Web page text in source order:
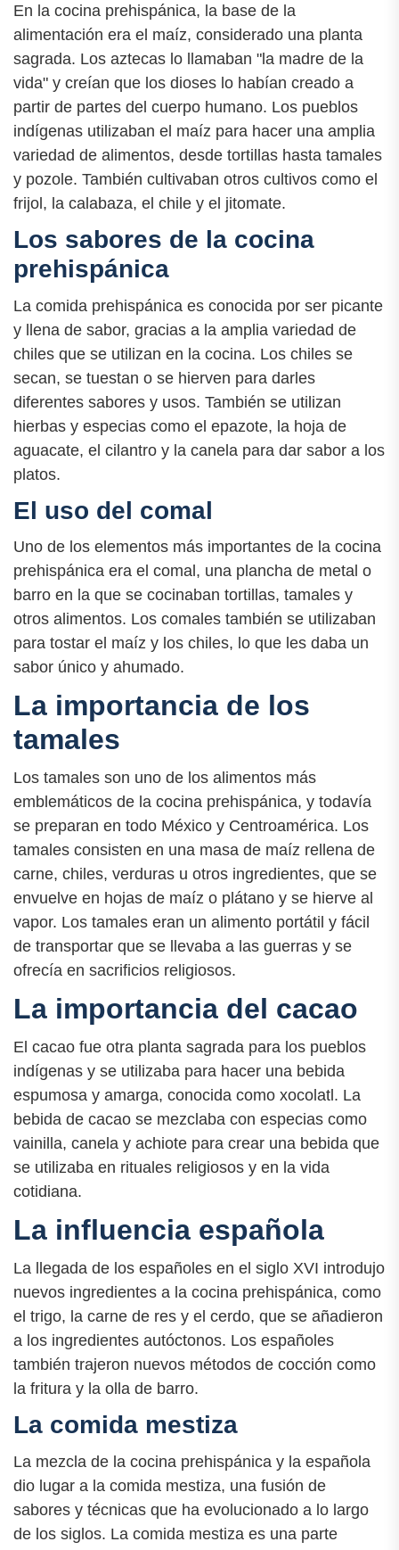
En la cocina prehispánica, la base de la
alimentación era el maíz, considerado una planta
sagrada. Los aztecas lo llamaban "la madre de la
vida" y creían que los dioses lo habían creado a
partir de partes del cuerpo humano. Los pueblos
indígenas utilizaban el maíz para hacer una amplia
variedad de alimentos, desde tortillas hasta tamales
y pozole. También cultivaban otros cultivos como el
frijol, la calabaza, el chile y el jitomate.
Los sabores de la cocina
prehispánica
La comida prehispánica es conocida por ser picante
y llena de sabor, gracias a la amplia variedad de
chiles que se utilizan en la cocina. Los chiles se
secan, se tuestan o se hierven para darles
diferentes sabores y usos. También se utilizan
hierbas y especias como el epazote, la hoja de
aguacate, el cilantro y la canela para dar sabor a los
platos.
El uso del comal
Uno de los elementos más importantes de la cocina
prehispánica era el comal, una plancha de metal o
barro en la que se cocinaban tortillas, tamales y
otros alimentos. Los comales también se utilizaban
para tostar el maíz y los chiles, lo que les daba un
sabor único y ahumado.
La importancia de los
tamales
Los tamales son uno de los alimentos más
emblemáticos de la cocina prehispánica, y todavía
se preparan en todo México y Centroamérica. Los
tamales consisten en una masa de maíz rellena de
carne, chiles, verduras u otros ingredientes, que se
envuelve en hojas de maíz o plátano y se hierve al
vapor. Los tamales eran un alimento portátil y fácil
de transportar que se llevaba a las guerras y se
ofrecía en sacrificios religiosos.
La importancia del cacao
El cacao fue otra planta sagrada para los pueblos
indígenas y se utilizaba para hacer una bebida
espumosa y amarga, conocida como xocolatl. La
bebida de cacao se mezclaba con especias como
vainilla, canela y achiote para crear una bebida que
se utilizaba en rituales religiosos y en la vida
cotidiana.
La influencia española
La llegada de los españoles en el siglo XVI introdujo
nuevos ingredientes a la cocina prehispánica, como
el trigo, la carne de res y el cerdo, que se añadieron
a los ingredientes autóctonos. Los españoles
también trajeron nuevos métodos de cocción como
la fritura y la olla de barro.
La comida mestiza
La mezcla de la cocina prehispánica y la española
dio lugar a la comida mestiza, una fusión de
sabores y técnicas que ha evolucionado a lo largo
de los siglos. La comida mestiza es una parte